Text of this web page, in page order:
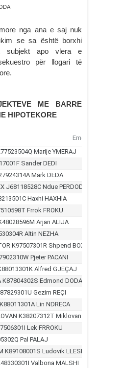
nga ana e saj nuk
se sa është borxhi
subjekt apo vlera e
për llogari të
ME BARRE
HIPOTEKORE